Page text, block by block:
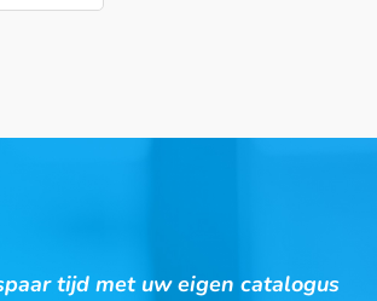
tijd met uw eigen catalogus